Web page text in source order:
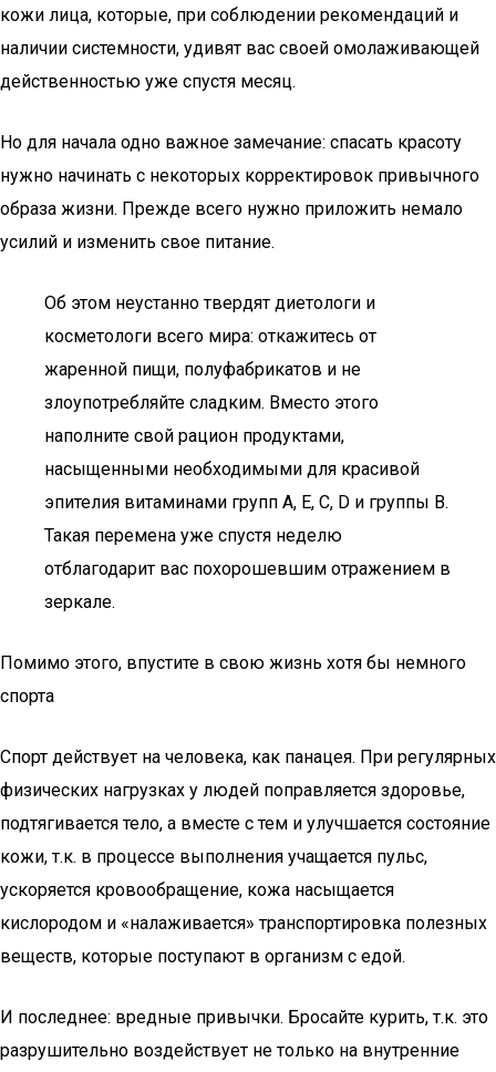
кожи лица, которые, при соблюдении рекомендаций и
наличии системности, удивят вас своей омолаживающей
действенностью уже спустя месяц.
Но для начала одно важное замечание: спасать красоту
нужно начинать с некоторых корректировок привычного
образа жизни. Прежде всего нужно приложить немало
усилий и изменить свое питание.
Об этом неустанно твердят диетологи и
косметологи всего мира: откажитесь от
жаренной пищи, полуфабрикатов и не
злоупотребляйте сладким. Вместо этого
наполните свой рацион продуктами,
насыщенными необходимыми для красивой
эпителия витаминами групп А, Е, С, D и группы В.
Такая перемена уже спустя неделю
отблагодарит вас похорошевшим отражением в
зеркале.
Помимо этого, впустите в свою жизнь хотя бы немного
спорта
Спорт действует на человека, как панацея. При регулярных
физических нагрузках у людей поправляется здоровье,
подтягивается тело, а вместе с тем и улучшается состояние
кожи, т.к. в процессе выполнения учащается пульс,
ускоряется кровообращение, кожа насыщается
кислородом и «налаживается» транспортировка полезных
веществ, которые поступают в организм с едой.
И последнее: вредные привычки. Бросайте курить, т.к. это
разрушительно воздействует не только на внутренние